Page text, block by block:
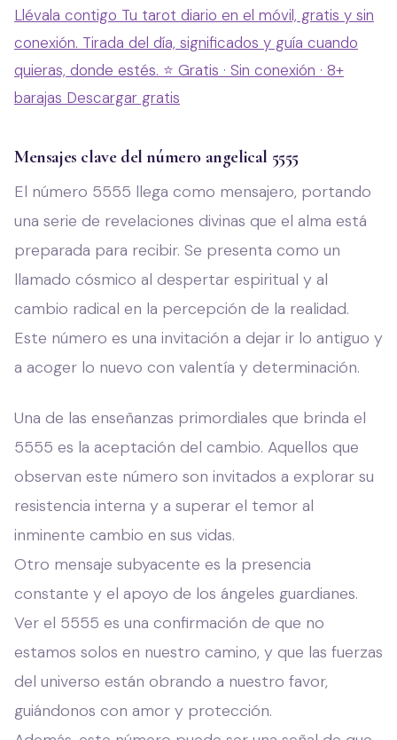
Llévala contigo Tu tarot diario en el móvil, gratis y sin
conexión. Tirada del día, significados y guía cuando
quieras, donde estés. ⭐ Gratis · Sin conexión · 8+
barajas Descargar gratis
Mensajes clave del número angelical 5555
El número 5555 llega como mensajero, portando
una serie de revelaciones divinas que el alma está
preparada para recibir. Se presenta como un
llamado cósmico al despertar espiritual y al
cambio radical en la percepción de la realidad.
Este número es una invitación a dejar ir lo antiguo y
a acoger lo nuevo con valentía y determinación.
Una de las enseñanzas primordiales que brinda el
5555 es la aceptación del cambio. Aquellos que
observan este número son invitados a explorar su
resistencia interna y a superar el temor al
inminente cambio en sus vidas.
Otro mensaje subyacente es la presencia
constante y el apoyo de los ángeles guardianes.
Ver el 5555 es una confirmación de que no
estamos solos en nuestro camino, y que las fuerzas
del universo están obrando a nuestro favor,
guiándonos con amor y protección.